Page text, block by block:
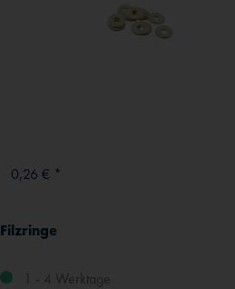
0,26 € *
Filzringe
1 - 4 Werktage